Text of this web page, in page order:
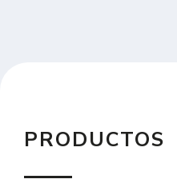
PRODUCTOS